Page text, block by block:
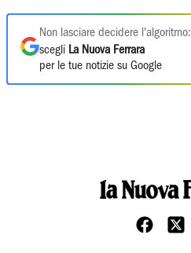
Non lasciare decidere l'algoritmo:
scegli La Nuova Ferrara
per le tue notizie su Google